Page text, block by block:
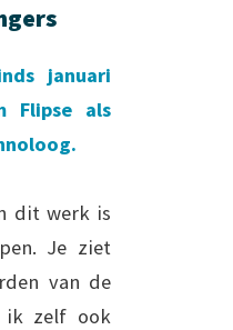
januari
Flipse als
dit werk is
Je ziet
van de
ik zelf ook